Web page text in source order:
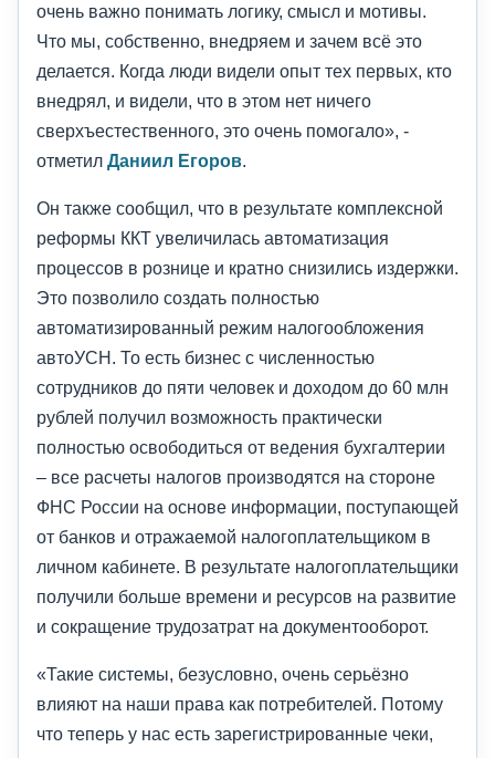
очень важно понимать логику, смысл и мотивы.
Что мы, собственно, внедряем и зачем всё это
делается. Когда люди видели опыт тех первых, кто
внедрял, и видели, что в этом нет ничего
сверхъестественного, это очень помогало», -
отметил Даниил Егоров.
Он также сообщил, что в результате комплексной
реформы ККТ увеличилась автоматизация
процессов в рознице и кратно снизились издержки.
Это позволило создать полностью
автоматизированный режим налогообложения
автоУСН. То есть бизнес с численностью
сотрудников до пяти человек и доходом до 60 млн
рублей получил возможность практически
полностью освободиться от ведения бухгалтерии
– все расчеты налогов производятся на стороне
ФНС России на основе информации, поступающей
от банков и отражаемой налогоплательщиком в
личном кабинете. В результате налогоплательщики
получили больше времени и ресурсов на развитие
и сокращение трудозатрат на документооборот.
«Такие системы, безусловно, очень серьёзно
влияют на наши права как потребителей. Потому
что теперь у нас есть зарегистрированные чеки,